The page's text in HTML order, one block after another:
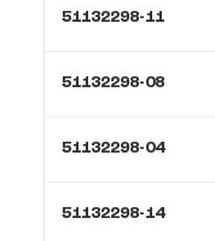
51132298-11
51132298-08
51132298-04
51132298-14